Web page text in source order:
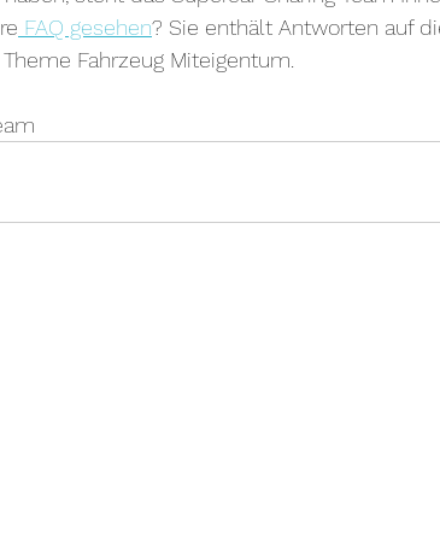
FAQ gesehen? Sie enthält Antworten auf
Fahrzeug Miteigentum.